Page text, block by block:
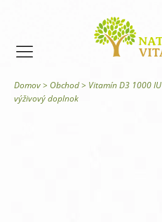
Domov> Obchod> Vitamín D3 1000
výživový doplnok